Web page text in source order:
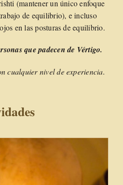
(mantener un único enfoque
de equilibrio), e incluso
en las posturas de equilibrio.
que padecen de Vértigo.
cualquier nivel de experiencia.